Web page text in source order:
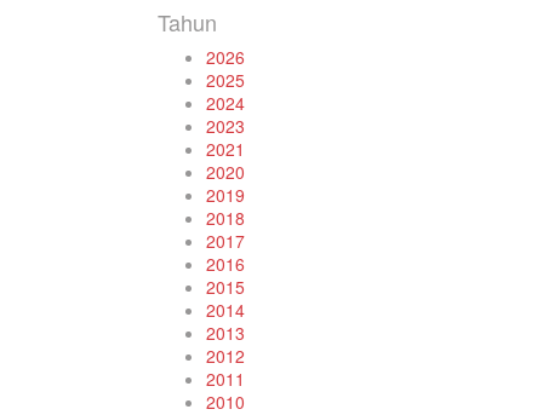
Tahun
2026
2025
2024
2023
2021
2020
2019
2018
2017
2016
2015
2014
2013
2012
2011
2010